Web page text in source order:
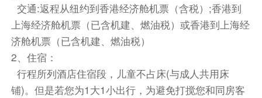
孤柏、礁石、豪宅与冰川时代留下的松林在此同
框，每处弯道都是屏保级的诞生现场。
团队午餐
游览结束后驱车前往洛杉矶，抵达后入住酒店休
息。
交通:返程从纽约到香港经济舱机票（含税）;香港到
上海经济舱机票（已含机建、燃油税）或香港到上海经
济舱机票（已含机建、燃油税）
2、住宿：
行程所列酒店住宿段，儿童不占床(与成人共用床
铺)。但是若您为1大1小出行，为避免打搅您和同房客